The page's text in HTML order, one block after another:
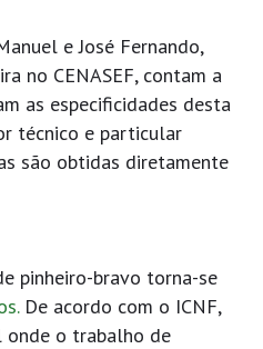
e José Fernando,
no CENASEF, contam a
as especificidades desta
técnico e particular
são obtidas diretamente
pinheiro-bravo torna-se
De acordo com o ICNF,
onde o trabalho de